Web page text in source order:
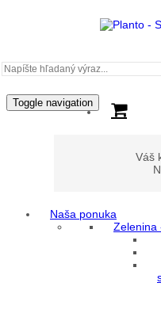
Toggle navigation
Váš
Naša ponuka
Zelenina